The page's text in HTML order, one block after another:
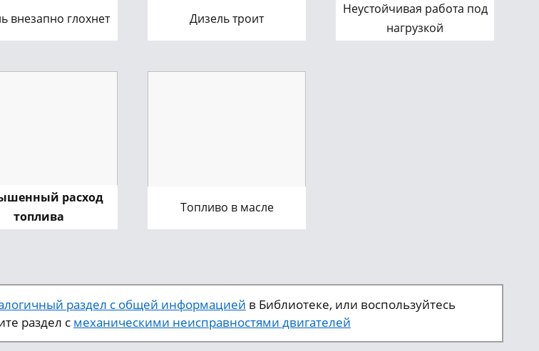
внезапно глохнет Дизель троит
Неустойчивая работа под
нагрузкой
расход
топлива
Топливо в масле
раздел с общей информацией в Библиотеке, или воспользуйтесь
раздел с механическими неисправностями двигателей